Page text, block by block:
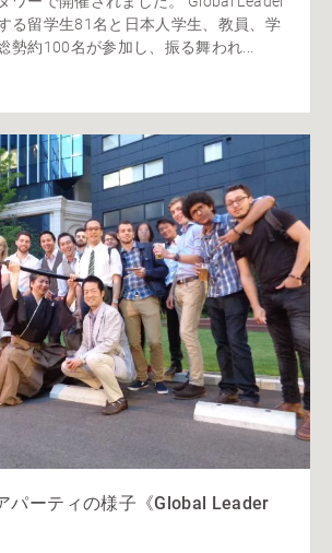
る留学生81名と日本人学生、教員、学
勢約100名が参加し、振る舞われ...
パーティの様子《Global Leader